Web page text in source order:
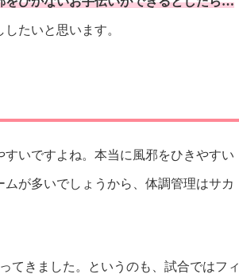
たいと思います。
いですよね。本当に風邪をひきやすい
が多いでしょうから、体調管理はサカ
てきました。というのも、試合ではフィ